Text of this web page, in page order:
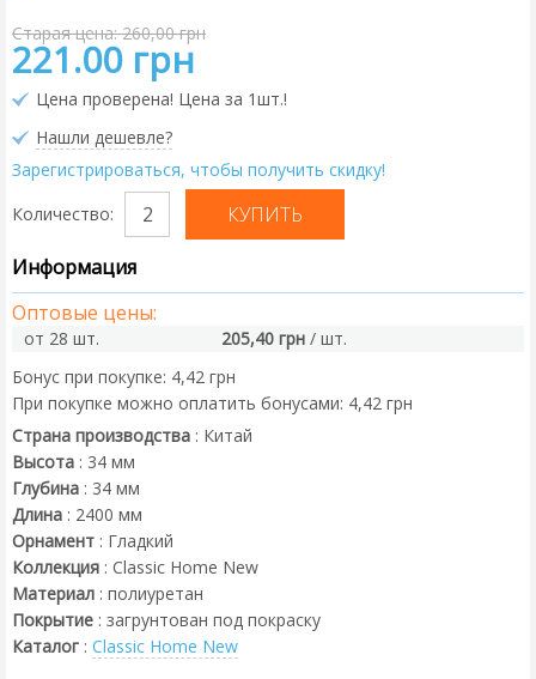
Старая цена: 260,00 грн
221.00 грн
Цена проверена! Цена за 1шт.!
Нашли дешевле?
Зарегистрироваться, чтобы получить скидку!
Количество:
Информация
Оптовые цены:
от 28 шт. 205,40 грн / шт.
Бонус при покупке: 4,42 грн
При покупке можно оплатить бонусами: 4,42 грн
Страна производства : Китай
Высота : 34 мм
Глубина : 34 мм
Длина : 2400 мм
Орнамент : Гладкий
Коллекция : Classic Home New
Материал : полиуретан
Покрытие : загрунтован под покраску
Каталог : Classic Home New